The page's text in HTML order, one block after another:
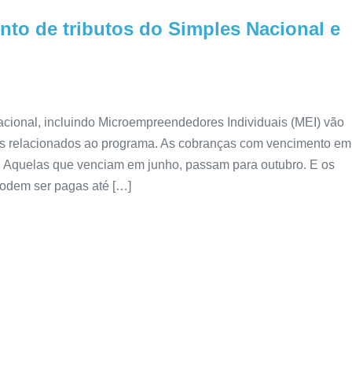
de tributos do Simples Nacional e
incluindo Microempreendedores Individuais (MEI) vão
relacionados ao programa. As cobranças com vencimento em
que venciam em junho, passam para outubro. E os
ser pagas até […]